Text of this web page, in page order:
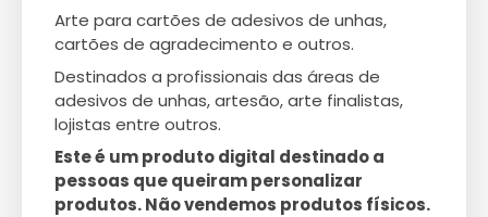
Arte para cartões de adesivos de unhas,
cartões de agradecimento e outros.
Destinados a profissionais das áreas de
adesivos de unhas, artesão, arte finalistas,
lojistas entre outros.
Este é um produto digital destinado a
pessoas que queiram personalizar
produtos. Não vendemos produtos físicos.